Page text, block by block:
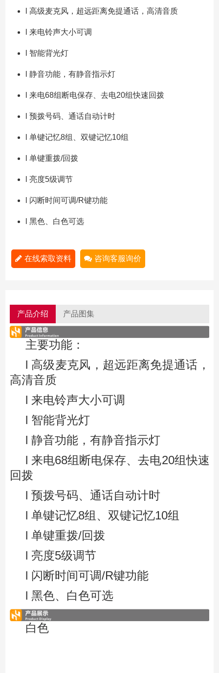
l 高级麦克风，超远距离免提通话，高清音质
l 来电铃声大小可调
l 智能背光灯
l 静音功能，有静音指示灯
l 来电68组断电保存、去电20组快速回拨
l 预拨号码、通话自动计时
l 单键记忆8组、双键记忆10组
l 单键重拨/回拨
l 亮度5级调节
l 闪断时间可调/R键功能
l 黑色、白色可选
在线索取资料 咨询客服询价
产品介绍 产品图集
主要功能：
l 高级麦克风，超远距离免提通话，
高清音质
l 来电铃声大小可调
l 智能背光灯
l 静音功能，有静音指示灯
l 来电68组断电保存、去电20组快速
回拨
l 预拨号码、通话自动计时
l 单键记忆8组、双键记忆10组
l 单键重拨/回拨
l 亮度5级调节
l 闪断时间可调/R键功能
l 黑色、白色可选
白色